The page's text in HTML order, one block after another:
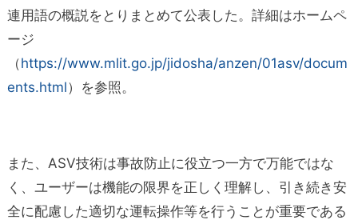
連用語の概説をとりまとめて公表した。詳細はホームペ
ージ
（https://www.mlit.go.jp/jidosha/anzen/01asv/docum
ents.html）を参照。
また、ASV技術は事故防止に役立つ一方で万能ではな
く、ユーザーは機能の限界を正しく理解し、引き続き安
全に配慮した適切な運転操作等を行うことが重要である